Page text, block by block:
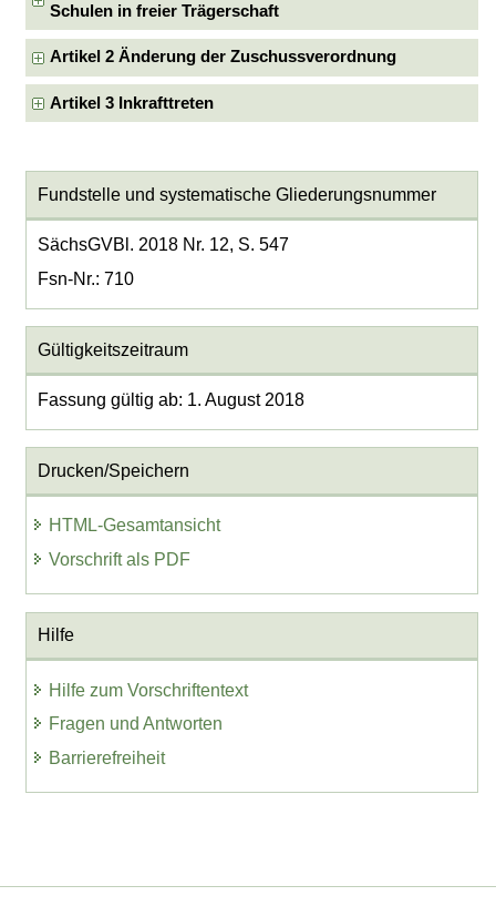
Schulen in freier Trägerschaft
Artikel 2 Änderung der Zuschussverordnung
Artikel 3 Inkrafttreten
Fundstelle und systematische Gliederungsnummer
SächsGVBl. 2018 Nr. 12, S. 547
Fsn-Nr.: 710
Gültigkeitszeitraum
Fassung gültig ab: 1. August 2018
Drucken/Speichern
HTML-Gesamtansicht
Vorschrift als PDF
Hilfe
Hilfe zum Vorschriftentext
Fragen und Antworten
Barrierefreiheit